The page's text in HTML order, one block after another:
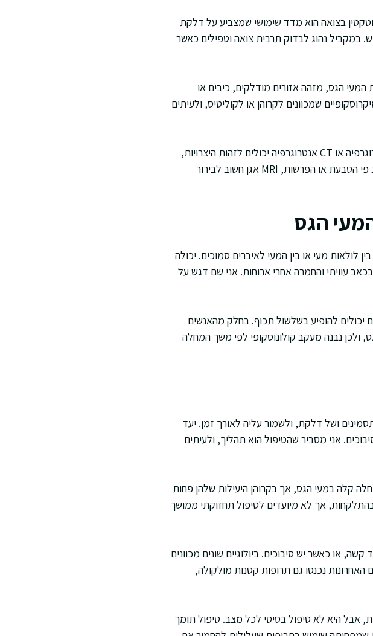
בצואה הוא מדד שימושי שמצביע על דלקת
במקביל נהוג לבדוק תרבית צואה וטפילים כאשר
הגס, מזהה אזורים מודלקים, כיבים או
שמכוונים לקרוהן או לקוליטיס, ולעיתים
הדמיה משלימה עוזרת להבין את עומק המחלה ואת הפיזור. MRI אנטרוגרפיה או CT אנטרוגרפיה יכולים לזהות היצרויות,
דלקת עמוקה, מורסות או מעורבות של המעי הדק. כאשר יש כאב סביב פי הטבעת או הפרשות, MRI אגן חשוב לבירור
הגס
לולאות מעי או בין המעי לאיברים סמוכים. יכולה
עוויתי והחמרה אחרי ארוחות. אני שם דגש על
יכולים להופיע בשלשול תכוף. בחלק מהאנשים
ולכן נבנה מעקב קולונוסקופי לפי משך המחלה
ושל דלקת, ולשמור עליה לאורך זמן. יעד
אני מסביר שהטיפול הוא תהליך, ולעיתים
קלה במעי הגס, אך בקרוהן היעילות שלהן פחות
אך לא מיועדים לטיפול תחזוקתי ממושך
או כאשר יש סיבוכים. ביולוגיים שונים מכוונים
נכנסו גם תרופות קטנות מולקולה,
אבל היא לא טיפול בסיסי לכל מצב. טיפול תומך